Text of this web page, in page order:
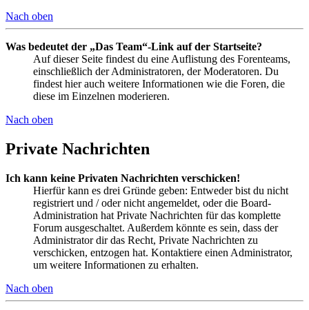
Nach oben
Was bedeutet der „Das Team“-Link auf der Startseite?
Auf dieser Seite findest du eine Auflistung des Forenteams,
einschließlich der Administratoren, der Moderatoren. Du
findest hier auch weitere Informationen wie die Foren, die
diese im Einzelnen moderieren.
Nach oben
Private Nachrichten
Ich kann keine Privaten Nachrichten verschicken!
Hierfür kann es drei Gründe geben: Entweder bist du nicht
registriert und / oder nicht angemeldet, oder die Board-
Administration hat Private Nachrichten für das komplette
Forum ausgeschaltet. Außerdem könnte es sein, dass der
Administrator dir das Recht, Private Nachrichten zu
verschicken, entzogen hat. Kontaktiere einen Administrator,
um weitere Informationen zu erhalten.
Nach oben